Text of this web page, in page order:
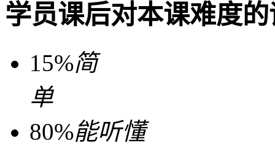
学员课后对本课难度
15%简
单
80%能听懂